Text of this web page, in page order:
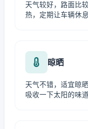
天气较好，路面比
热，定期让车辆休息
晾晒
天气不错，适宜晾
吸收一下太阳的味道